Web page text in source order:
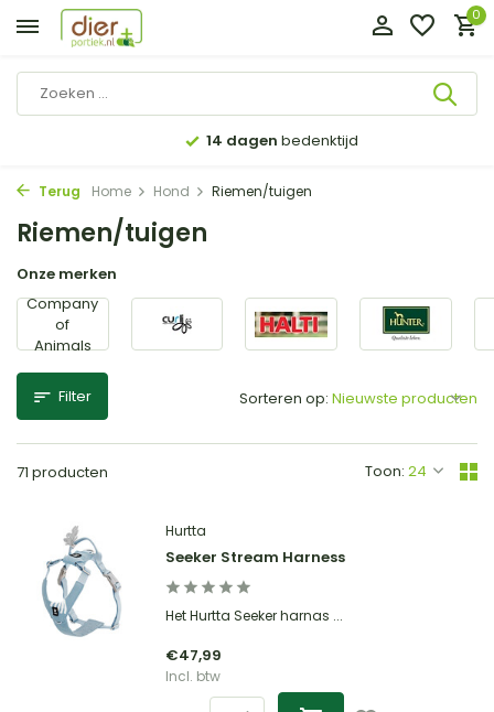
0
14 dagenbedenktijd
Terug Home Hond Riemen/tuigen
Riemen/tuigen
Onze merken
Company
of
Animals
Filter
71 producten Toon:
Sorteren op:
Hurtta
Seeker Stream Harness
Het Hurtta Seeker harnas ...
€47,99
Incl. btw